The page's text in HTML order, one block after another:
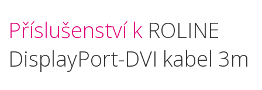
Příslušenství k ROLINE
DisplayPort-DVI kabel 3m